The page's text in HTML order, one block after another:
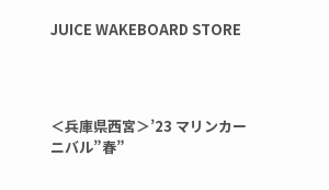
JUICE WAKEBOARD STORE
＜兵庫県西宮＞’23 マリンカー
ニバル”春”